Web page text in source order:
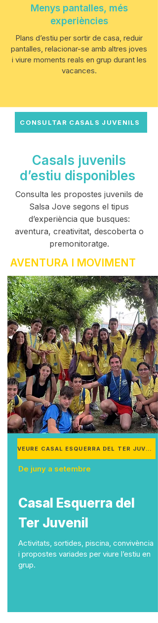
Menys pantalles, més
experiències
Plans d’estiu per sortir de casa, reduir
pantalles, relacionar-se amb altres joves
i viure moments reals en grup durant les
vacances.
CONSULTAR CASALS JUVENILS
Casals juvenils
d’estiu disponibles
Consulta les propostes juvenils de
Salsa Jove segons el tipus
d’experiència que busques:
aventura, creativitat, descoberta o
premonitoratge.
AVENTURA I MOVIMENT
VEURE CASAL ESQUERRA DEL TER JUVENIL
De juny a setembre
Casal Esquerra del
Ter Juvenil
Activitats, sortides, piscina, convivència
i propostes variades per viure l’estiu en
grup.